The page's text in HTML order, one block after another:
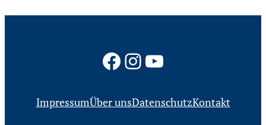
Facebook
Instagram
YouTube
ImpressumÜber unsDatenschutzKontakt